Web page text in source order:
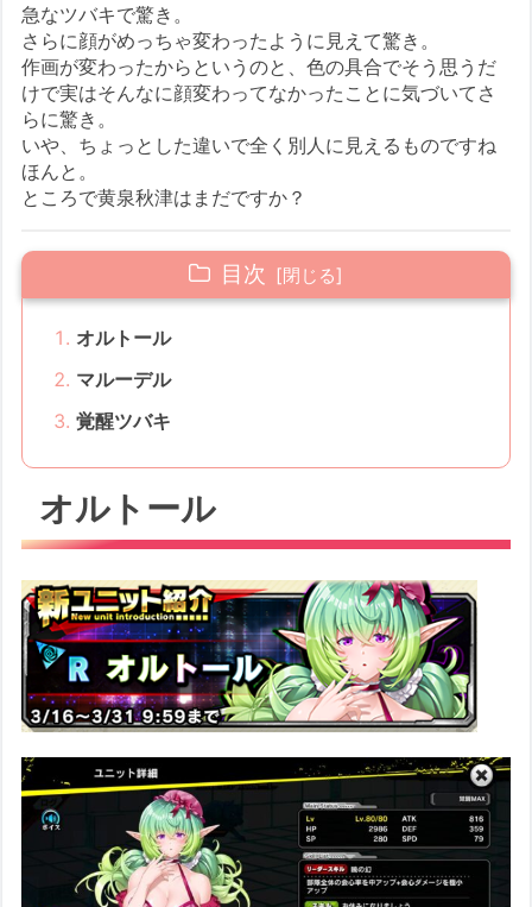
急なツバキで驚き。
さらに顔がめっちゃ変わったように見えて驚き。
作画が変わったからというのと、色の具合でそう思うだ
けで実はそんなに顔変わってなかったことに気づいてさ
らに驚き。
いや、ちょっとした違いで全く別人に見えるものですね
ほんと。
ところで黄泉秋津はまだですか？
目次
オルトール
マルーデル
覚醒ツバキ
オルトール